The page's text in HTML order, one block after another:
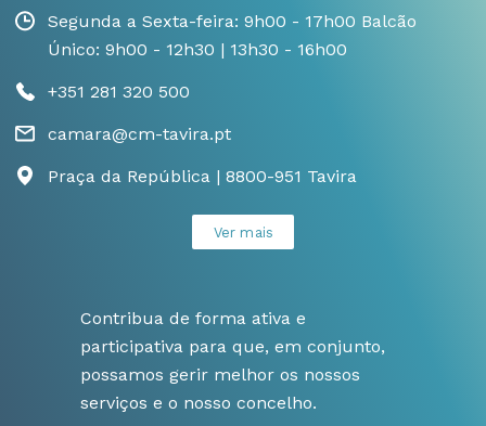
Segunda a Sexta-feira: 9h00 - 17h00 Balcão
Único: 9h00 - 12h30 | 13h30 - 16h00
+351 281 320 500
camara@cm-tavira.pt
Praça da República | 8800-951 Tavira
Ver mais
Contribua de forma ativa e
participativa para que, em conjunto,
possamos gerir melhor os nossos
serviços e o nosso concelho.